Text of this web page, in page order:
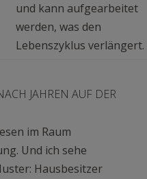
und kann aufgearbeitet
werden, was den
Lebenszyklus verlängert.
JAHREN AUF DER
im Raum
Und ich sehe
Hausbesitzer